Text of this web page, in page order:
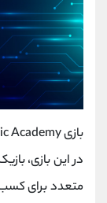
در این بازی،